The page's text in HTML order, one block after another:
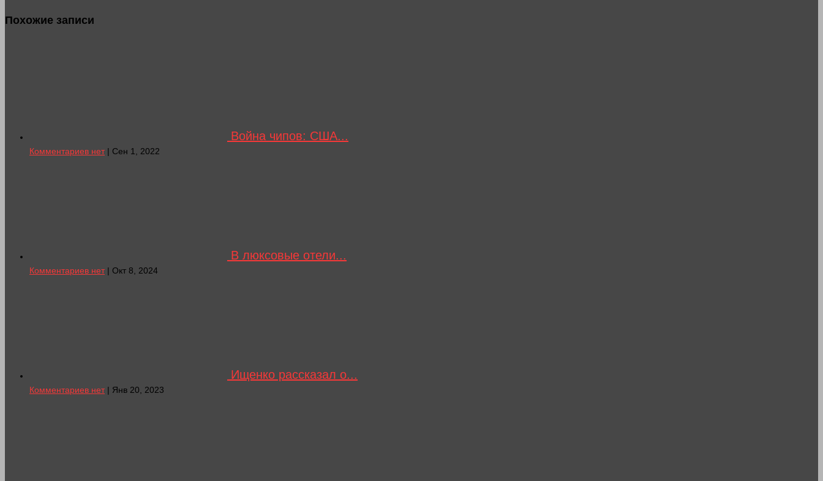
Похожие записи
Война чипов: США...
Комментариев нет| Сен 1, 2022
В люксовые отели...
Комментариев нет| Окт 8, 2024
Ищенко рассказал о...
Комментариев нет| Янв 20, 2023